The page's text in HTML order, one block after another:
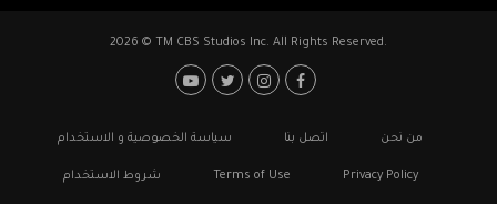
2026 © TM CBS Studios Inc. All Rights Reserved.
Footer: Social Media
Footerمن نحن اتصل بنا سياسة الخصوصية و الاستخدام
Privacy Policy
Terms of Use شروط الاستخدام